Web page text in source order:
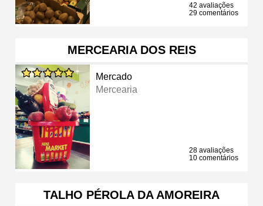
42 avaliações
29 comentários
MERCEARIA DOS REIS
Mercado
Mercearia
28 avaliações
10 comentários
TALHO PÉROLA DA AMOREIRA